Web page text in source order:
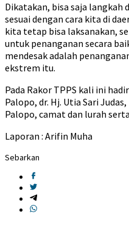
Dikatakan, bisa saja
sesuai dengan cara kita di
kita tetap bisa laksanakan,
untuk penanganan secara
mendesak adalah
ekstrem itu.
Pada Rakor TPPS kali ini
Palopo, dr. Hj. Utia Sari
Palopo, camat dan lurah
Laporan : Arifin Muha
Sebarkan